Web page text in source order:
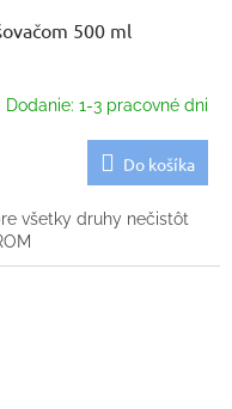
500 ml
Dodanie: 1-3 pracovné dni
Do košíka
všetky druhy nečistôt